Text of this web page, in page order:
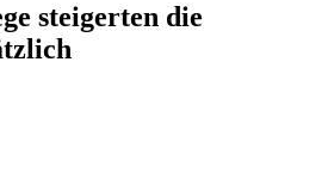
steigerten die